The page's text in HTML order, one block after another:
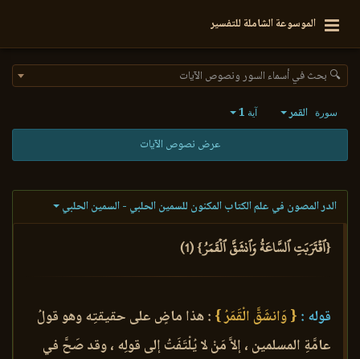
الموسوعة الشاملة للتفسير
🔍 بحث في أسماء السور ونصوص الآيات
سورة القمر آية 1
عرض نصوص الآيات
الدر المصون في علم الكتاب المكنون للسمين الحلبي - السمين الحلبي
{ٱقۡتَرَبَتِ ٱلسَّاعَةُ وَٱنشَقَّ ٱلۡقَمَرُ} (1)
قوله : { وَانشَقَّ الْقَمَرُ } : هذا ماضٍ على حقيقتِه وهو قولُ
عامَّةِ المسلمين ، إلاَّ مَنْ لا يُلْتَفَتُ إلى قولِه ، وقد صَحَّ في